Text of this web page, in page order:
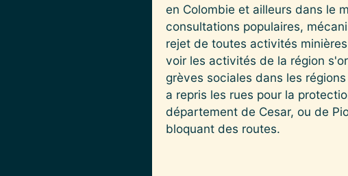
en Colombie et ailleurs dans le
consultations populaires,
rejet de toutes activités
voir les activités de la région
grèves sociales dans les
a repris les rues pour la
département de Cesar, ou de
bloquant des routes.